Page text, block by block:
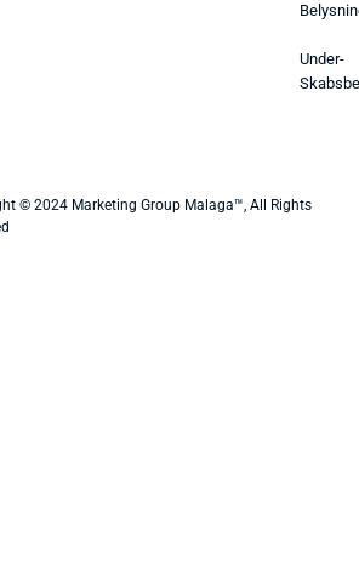
Under-
© 2024 Marketing Group Malaga™, All Rights